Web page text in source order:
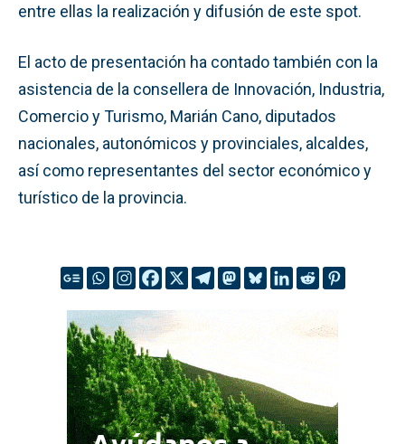
entre ellas la realización y difusión de este spot.
El acto de presentación ha contado también con la
asistencia de la consellera de Innovación, Industria,
Comercio y Turismo, Marián Cano, diputados
nacionales, autonómicos y provinciales, alcaldes,
así como representantes del sector económico y
turístico de la provincia.